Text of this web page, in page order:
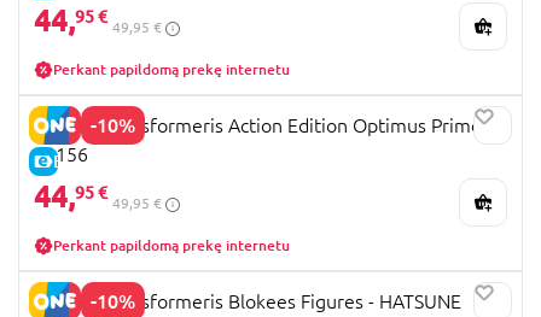
44,95 €
49,95 €
Perkant papildomą prekę internetu
-10%
E-KAINA
Blokees transformeris Action Edition Optimus Prime,
71156
44,95 €
49,95 €
Perkant papildomą prekę internetu
-10%
Blokees transformeris Blokees Figures - HATSUNE